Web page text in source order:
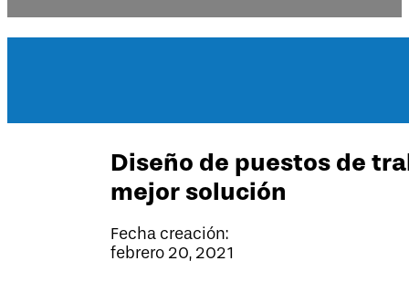
Diseño de puestos de
mejor solución
Fecha creación:
febrero 20, 2021